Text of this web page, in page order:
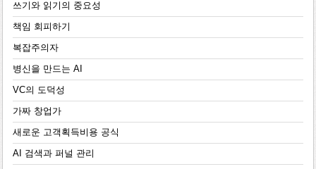
쓰기와 읽기의 중요성
책임 회피하기
복잡주의자
병신을 만드는 AI
VC의 도덕성
가짜 창업가
새로운 고객획득비용 공식
AI 검색과 퍼널 관리